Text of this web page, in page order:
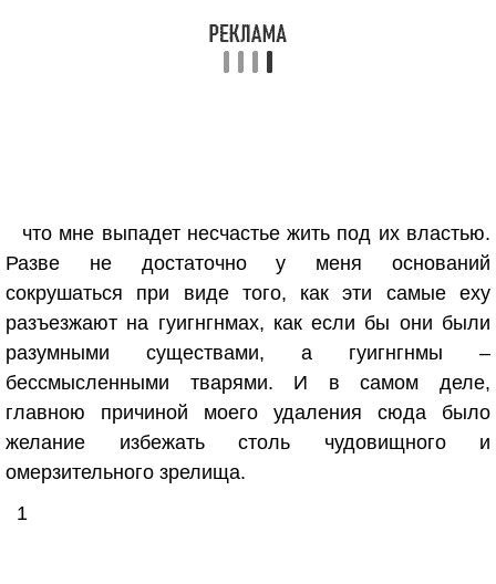
что мне выпадет несчастье жить под их властью.
Разве не достаточно у меня оснований
сокрушаться при виде того, как эти самые еху
разъезжают на гуигнгнмах, как если бы они были
разумными существами, а гуигнгнмы –
бессмысленными тварями. И в самом деле,
главною причиной моего удаления сюда было
желание избежать столь чудовищного и
омерзительного зрелища.
1